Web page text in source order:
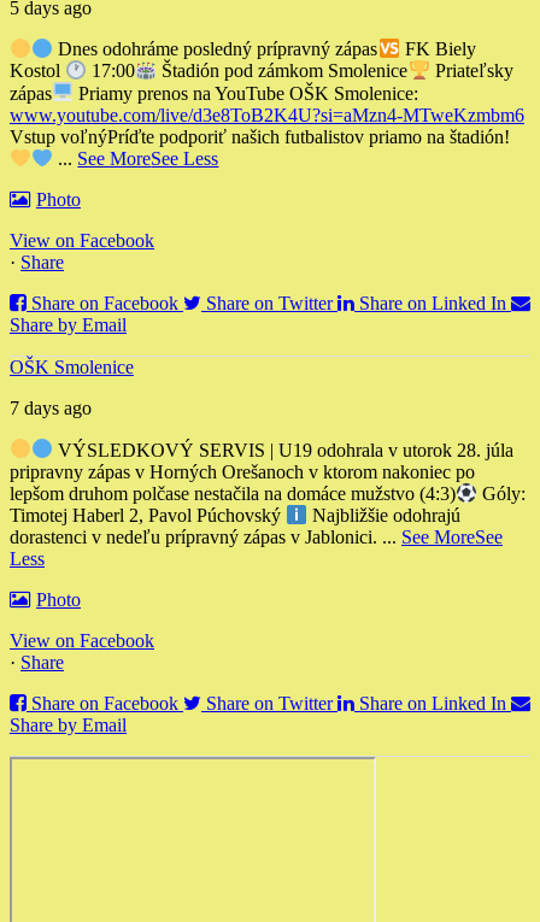
5 days ago
Dnes odohráme posledný prípravný zápas
FK Biely
Kostol
17:00 Štadión pod zámkom Smolenice
Priateľsky
zápas
Priamy prenos na YouTube OŠK Smolenice:
www.youtube.com/live/d3e8ToB2K4U?si=aMzn4-MTweKzmbm6
Vstup voľnýPríďte podporiť našich futbalistov priamo na štadión!
... See MoreSee Less
Photo
View on Facebook
· Share
Share on Facebook
Share on Twitter
Share on Linked In
Share by Email
OŠK Smolenice
7 days ago
VÝSLEDKOVÝ SERVIS | U19 odohrala v utorok 28. júla
pripravny zápas v Horných Orešanoch v ktorom nakoniec po
lepšom druhom polčase nestačila na domáce mužstvo (4:3)
Góly:
Timotej Haberl 2, Pavol Púchovský
Najbližšie odohrajú
dorastenci v nedeľu prípravný zápas v Jablonici. ... See MoreSee
Less
Photo
View on Facebook
· Share
Share on Facebook
Share on Twitter
Share on Linked In
Share by Email